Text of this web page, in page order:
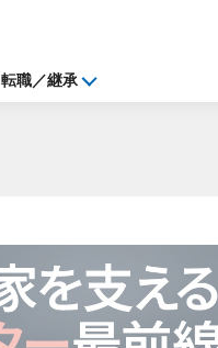
転職／継承